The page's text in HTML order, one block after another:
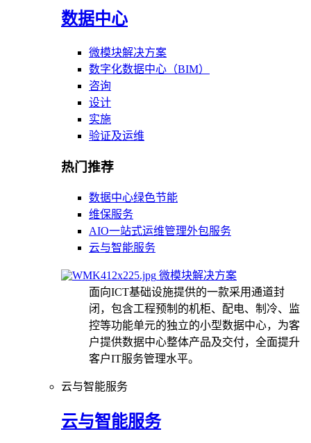
数据中心
微模块解决方案
数字化数据中心（BIM）
咨询
设计
实施
验证及运维
热门推荐
数据中心绿色节能
维保服务
AIO一站式运维管理外包服务
云与智能服务
微模块解决方案
面向ICT基础设施提供的一款采用通道封
闭，包含工程预制的机柜、配电、制冷、监
控等功能单元的独立的小型数据中心，为客
户提供数据中心整体产品及交付，全面提升
客户IT服务管理水平。
云与智能服务
云与智能服务